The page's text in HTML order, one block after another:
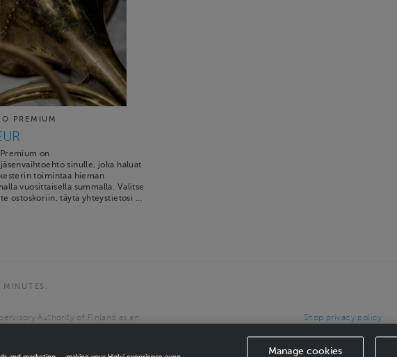
PREMIUM
on
sinulle, joka haluat
toimintaa hieman
vuosittaisella summalla. Valitse
ostoskoriin, täytä yhteystietosi …
Authority of Finland as an
Shop privacy policy
Manage cookies